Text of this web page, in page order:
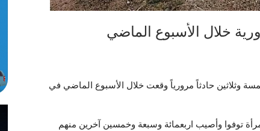
وثلاثين حادثاً مرورياً وقعت خلال الأسبوع الماضي في
توفوا وأصيب اربعمائة وسبعة وخمسين آخرين منهم